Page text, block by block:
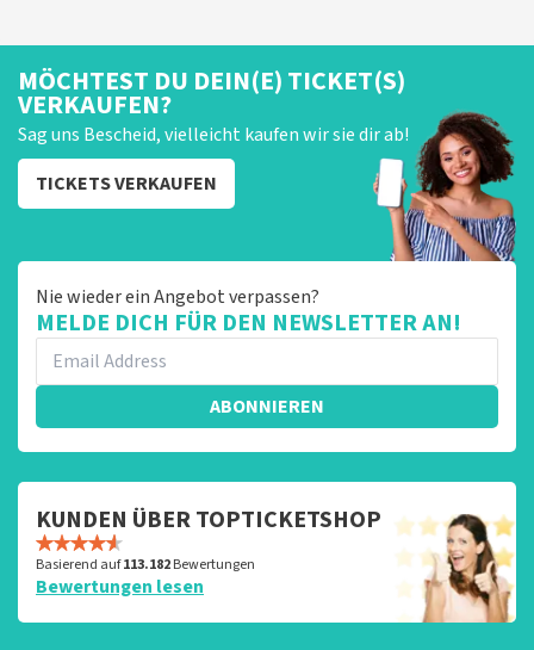
MÖCHTEST DU DEIN(E) TICKET(S)
VERKAUFEN?
Sag uns Bescheid, vielleicht kaufen wir sie dir ab!
TICKETS VERKAUFEN
Nie wieder ein Angebot verpassen?
MELDE DICH FÜR DEN NEWSLETTER AN!
ABONNIEREN
KUNDEN ÜBER TOPTICKETSHOP
Basierend auf113.182Bewertungen
Bewertungen lesen